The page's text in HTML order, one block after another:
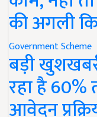
की अगली
Government Scheme
बड़ी
रहा है 60%
आवेदन